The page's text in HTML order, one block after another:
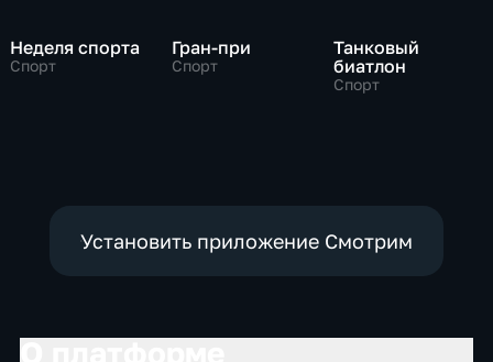
Неделя спорта
Спорт
Гран-при
Спорт
Танковый
биатлон
Спорт
Установить приложение Смотрим